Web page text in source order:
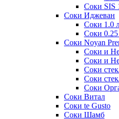
Соки SIS
Соки Иджеван
Соки 1.0
Соки
Соки Noyan
Соки и
Соки и
Соки
Соки
Соки
Соки Витал
Соки te Gusto
Соки Шамб